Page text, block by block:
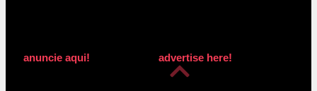
anuncie aqui! advertise here!